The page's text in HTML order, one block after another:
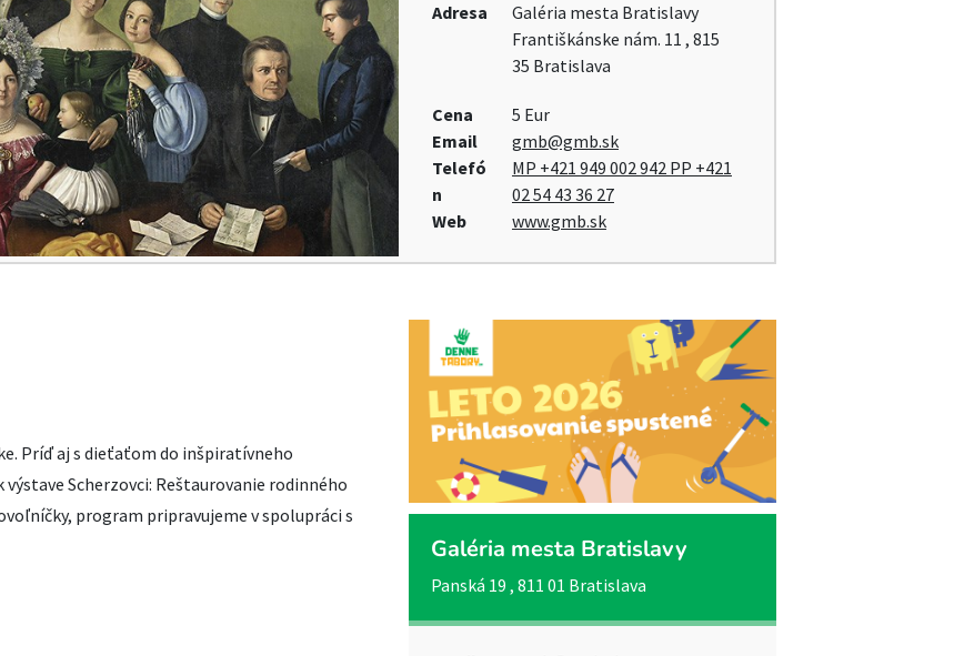
Adresa
Galéria mesta Bratislavy
Františkánske nám. 11 , 815
35 Bratislava
Cena
5 Eur
Email
gmb@gmb.sk
Telefó
n
MP +421 949 002 942 PP +421
02 54 43 36 27
Web
www.gmb.sk
Príď aj s dieťaťom do inšpiratívneho
Scherzovci: Reštaurovanie rodinného
program pripravujeme v spolupráci s
Galéria mesta Bratislavy
Panská 19 , 811 01 Bratislava